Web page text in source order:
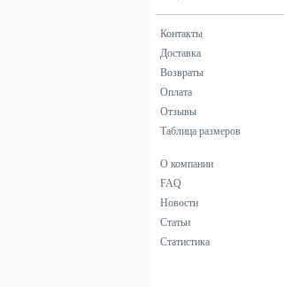
Контакты
Доставка
Возвраты
Оплата
Отзывы
Таблица размеров
О компании
FAQ
Новости
Статьи
Статистика